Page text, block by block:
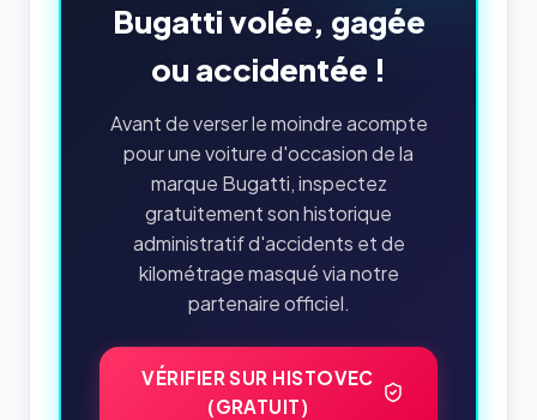
Bugatti volée, gagée
ou accidentée !
Avant de verser le moindre acompte
pour une voiture d'occasion de la
marque Bugatti, inspectez
gratuitement son historique
administratif d'accidents et de
kilométrage masqué via notre
partenaire officiel.
VÉRIFIER SUR HISTOVEC
(GRATUIT)